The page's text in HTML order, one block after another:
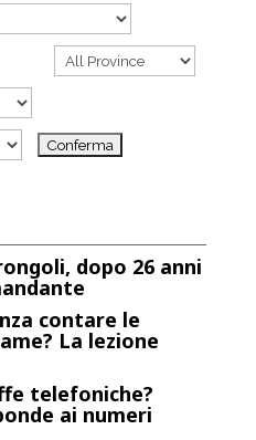
dopo 26 anni
contare le
La lezione
telefoniche?
ai numeri